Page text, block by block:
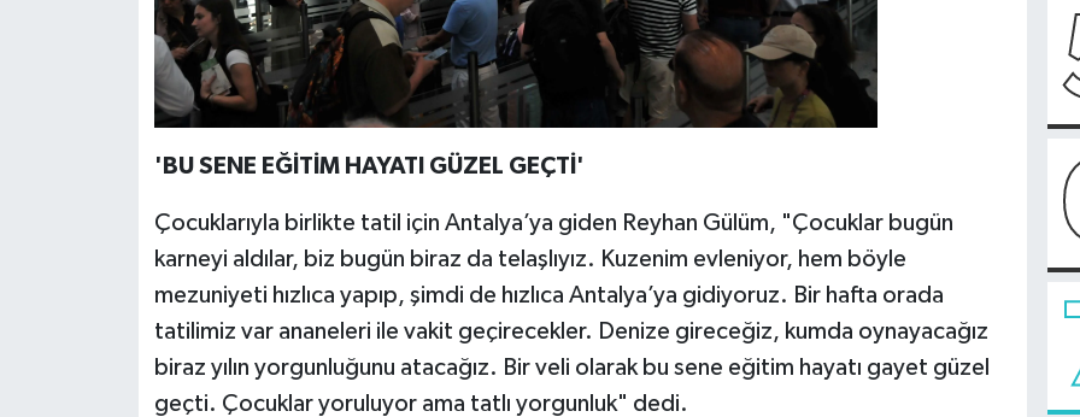
​​'BU SENE EĞİTİM HAYATI GÜZEL GEÇTİ'
​Çocuklarıyla birlikte tatil için Antalya’ya giden Reyhan Gülüm, "Çocuklar bugün
karneyi aldılar, biz bugün biraz da telaşlıyız. Kuzenim evleniyor, hem böyle
mezuniyeti hızlıca yapıp, şimdi de hızlıca Antalya’ya gidiyoruz. Bir hafta orada
tatilimiz var ananeleri ile vakit geçirecekler. Denize gireceğiz, kumda oynayacağız
biraz yılın yorgunluğunu atacağız. Bir veli olarak bu sene eğitim hayatı gayet güzel
geçti. Çocuklar yoruluyor ama tatlı yorgunluk" dedi.